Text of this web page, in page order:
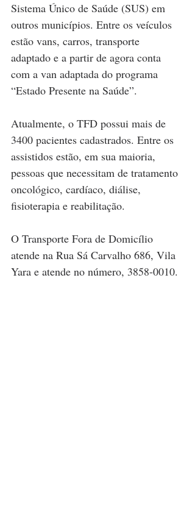
Sistema Único de Saúde (SUS) em
outros municípios. Entre os veículos
estão vans, carros, transporte
adaptado e a partir de agora conta
com a van adaptada do programa
“Estado Presente na Saúde”.
Atualmente, o TFD possui mais de
3400 pacientes cadastrados. Entre os
assistidos estão, em sua maioria,
pessoas que necessitam de tratamento
oncológico, cardíaco, diálise,
fisioterapia e reabilitação.
O Transporte Fora de Domicílio
atende na Rua Sá Carvalho 686, Vila
Yara e atende no número, 3858-0010.